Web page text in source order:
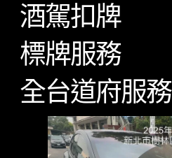
酒駕扣牌
標牌服務
全台道府服務